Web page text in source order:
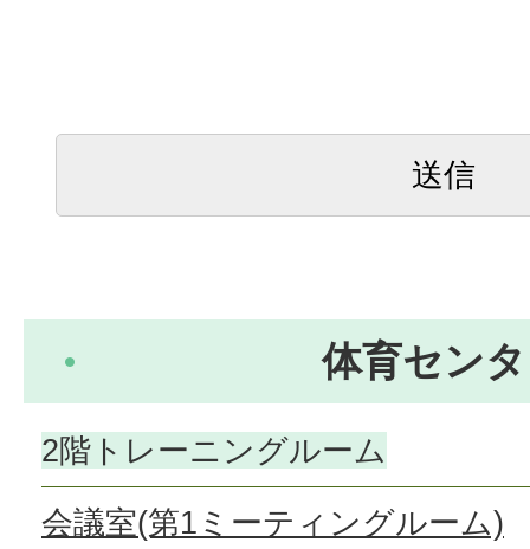
体育セン
2階トレーニングルーム
会議室(第1ミーティングルーム)